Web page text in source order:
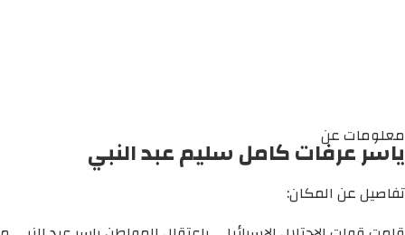
معلومات عن
ياسر عرفات كامل سليم عبد النبي
تفاصيل عن المكان: